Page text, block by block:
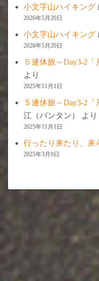
小文字山ハイキング
2026年5月20日
小文字山ハイキング
2026年5月20日
５連休旅～Day3-2
より
2025年11月1日
５連休旅～Day3-2
江（バンタン）
より
2025年11月1日
行ったり来たり、来
2025年3月9日